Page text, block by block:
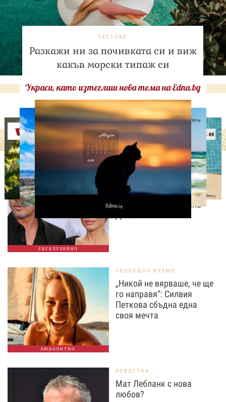
ТЕСТОВЕ
Разкажи ни за почивката си и виж
какъв морски типаж си
Украси, като изтеглиш нова тема на Edna.bg
Оферти
ЕКСКЛУЗИВНО
ИЗВЕСТНИ
Нов удар в битката: Брад
Пит поиска достъп до
тайните на Анджелина
ЛЮБОПИТНО
СВОБОДНО ВРЕМЕ
„Никой не вярваше, че ще
го направя“: Силвия
Петкова сбъдна една
своя мечта
ИЗВЕСТНИ
Мат Лебланк с нова
любов?